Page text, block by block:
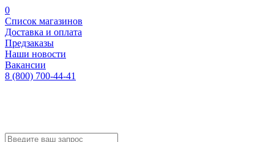
0
Список магазинов
Доставка и оплата
Предзаказы
Наши новости
Вакансии
8 (800) 700-44-41